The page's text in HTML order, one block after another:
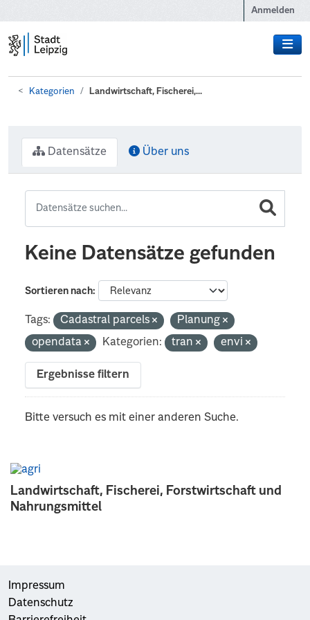
Anmelden
Kategorien Landwirtschaft, Fischerei,...
Landwirtschaft, Fischerei, Forstwirtschaft und
Nahrungsmittel
Datensätze Über uns
Keine Datensätze gefunden
Sortieren nach
Tags: Cadastral parcels
Planung
opendata
Kategorien: tran envi
Ergebnisse filtern
Bitte versuch es mit einer anderen Suche.
Impressum
Datenschutz